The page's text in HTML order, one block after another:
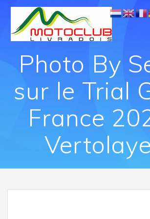
Photo By
sur le Trial
France